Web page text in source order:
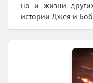
но и жизни
истории Джея и